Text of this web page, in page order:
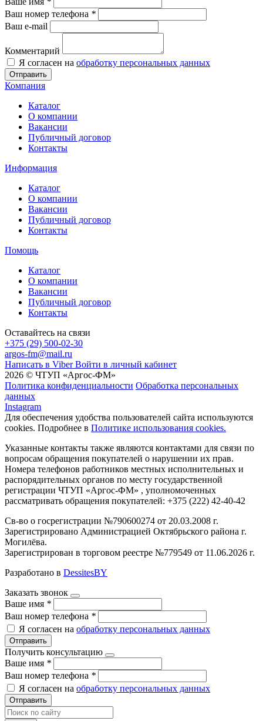
Ваш номер телефона *
Ваш e-mail
Комментарий
Я согласен на обработку персональных данных
Отправить
Компания
Каталог
О компании
Вакансии
Публичный договор
Контакты
Информация
Каталог
О компании
Вакансии
Публичный договор
Контакты
Помощь
Каталог
О компании
Вакансии
Публичный договор
Контакты
Оставайтесь на связи
+375 (29) 500-02-30
argos-fm@mail.ru
Написать в Viber Войти в личный кабинет
2026 © ЧТУП «Аргос-ФМ»
Политика конфиденциальности Обработка персональных
данных
Instagram
Для обеспечения удобства пользователей сайта используются
cookies. Подробнее в Политике использования cookies.
Указанные контакты также являются контактами для связи по
вопросам обращения покупателей о нарушении их прав.
Номера телефонов работников местных исполнительных и
распорядительных органов по месту государственной
регистрации ЧТУП «Аргос-ФМ» , уполномоченных
рассматривать обращения покупателей: +375 (222) 42-40-42
Св-во о госрегистрации №790600274 от 20.03.2008 г.
Зарегистрировано Администрацией Октябрьского района г.
Могилёва.
Зарегистрирован в торговом реестре №779549 от 11.06.2026 г.
Разработано в DessitesBY
Заказать звонок
Ваше имя *
Ваш номер телефона *
Я согласен на обработку персональных данных
Отправить
Получить консультацию
Ваше имя *
Ваш номер телефона *
Я согласен на обработку персональных данных
Отправить